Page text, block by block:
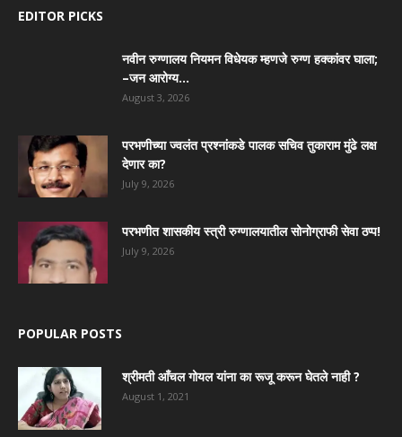
EDITOR PICKS
नवीन रुग्णालय नियमन विधेयक म्हणजे रुग्ण हक्कांवर घाला;
–जन आरोग्य...
August 3, 2026
परभणीच्या ज्वलंत प्रश्नांकडे पालक सचिव तुकाराम मुंढे लक्ष
देणार का?
July 9, 2026
परभणीत शासकीय स्त्री रुग्णालयातील सोनोग्राफी सेवा ठप्प!
July 9, 2026
POPULAR POSTS
श्रीमती आँचल गोयल यांना का रूजू करून घेतले नाही ?
August 1, 2021